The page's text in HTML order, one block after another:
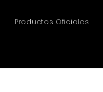
Productos Oficiales